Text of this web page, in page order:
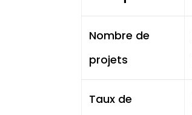
Nombre de
projets
Taux de